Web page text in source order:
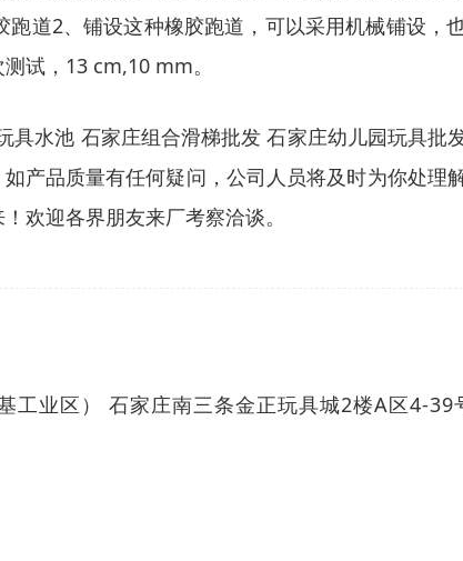
道2、铺设这种橡胶跑道，可以采用机械铺设，
试，13 cm,10 mm。
水池 石家庄组合滑梯批发 石家庄幼儿园玩具批
产品质量有任何疑问，公司人员将及时为你处理
欢迎各界朋友来厂考察洽谈。
工业区） 石家庄南三条金正玩具城2楼A区4-39